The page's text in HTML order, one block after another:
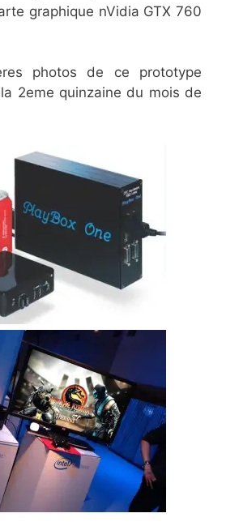
graphique nVidia GTX 760
photos de ce prototype
2eme quinzaine du mois de